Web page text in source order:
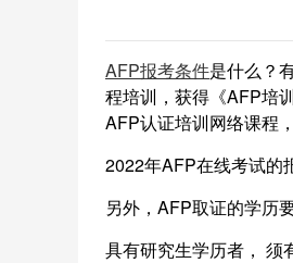
AFP报考条件是什么？
程培训，获得《AFP培
AFP认证培训网络课程
2022年AFP在线考试的
另外，AFP取证的学历
具有研究生学历者， 须